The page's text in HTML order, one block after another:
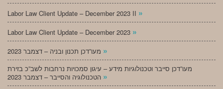
Labor Law Client Update – December 2023 II »
Labor Law Client Update – December 2023 »
»
מעו”דכן סייבר וטכנולוגיות מידע – עיגון סמכויות נרחבות לשב”כ בזירת
»